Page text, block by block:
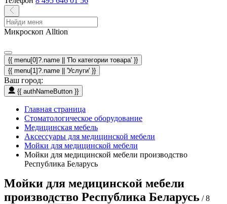
Микроскоп Alltion
{{ menu[0]?.name || 'По категории товара' }}
{{ menu[1]?.name || 'Услуги' }}
Ваш город:
{{ authNameButton }}
Главная страница
Стоматологическое оборудование
Медицинская мебель
Аксессуары для медицинской мебели
Мойки для медицинской мебели
Мойки для медицинской мебели производство
Республика Беларусь
Мойки для медицинской мебели
производство Республика Беларусь / 8